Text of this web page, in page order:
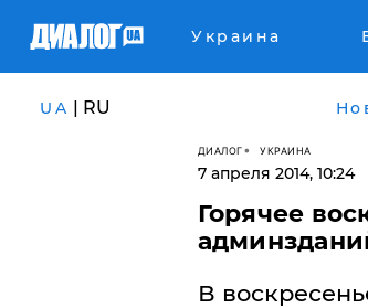
Украина
UA | RU
ДИАЛОГ УКРАИНА
7 апреля 2014, 10:24
Горячее
В